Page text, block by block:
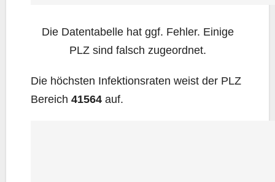
Die Daten­ta­bel­le hat ggf. Feh­ler. Eini­ge
PLZ sind falsch zugeordnet.
Die höchs­ten Infek­ti­ons­ra­ten weist der PLZ
Bereich 41564 auf.